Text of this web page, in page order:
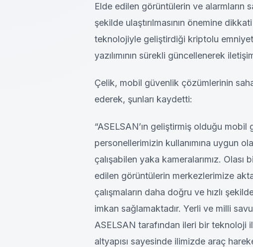
Elde edilen görüntülerin ve alarmların
şekilde ulaştırılmasının önemine
teknolojiyle geliştirdiği kriptolu emniyet
yazılımının sürekli güncellenerek
Çelik, mobil güvenlik çözümlerinin
ederek, şunları kaydetti:
“ASELSAN’ın geliştirmiş olduğu
personellerimizin kullanımına uygun
çalışabilen yaka kameralarımız.
edilen görüntülerin merkezlerimize
çalışmaların daha doğru ve hızlı
imkan sağlamaktadır. Yerli ve milli
ASELSAN tarafından ileri bir teknoloji
altyapısı sayesinde ilimizde araç